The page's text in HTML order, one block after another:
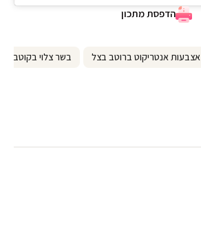
הדפסת מתכון
אצבעות אנטריקוט ברוטב בצל בשר צלוי בקוטב